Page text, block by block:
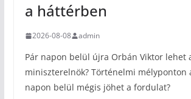
a háttérben
2026-08-08 admin
Pár napon belül újra Orbán Viktor lehet
miniszterelnök? Történelmi mélyponton
napon belül mégis jöhet a fordulat?